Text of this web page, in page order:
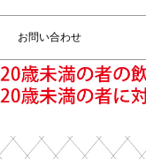
お問い合わせ